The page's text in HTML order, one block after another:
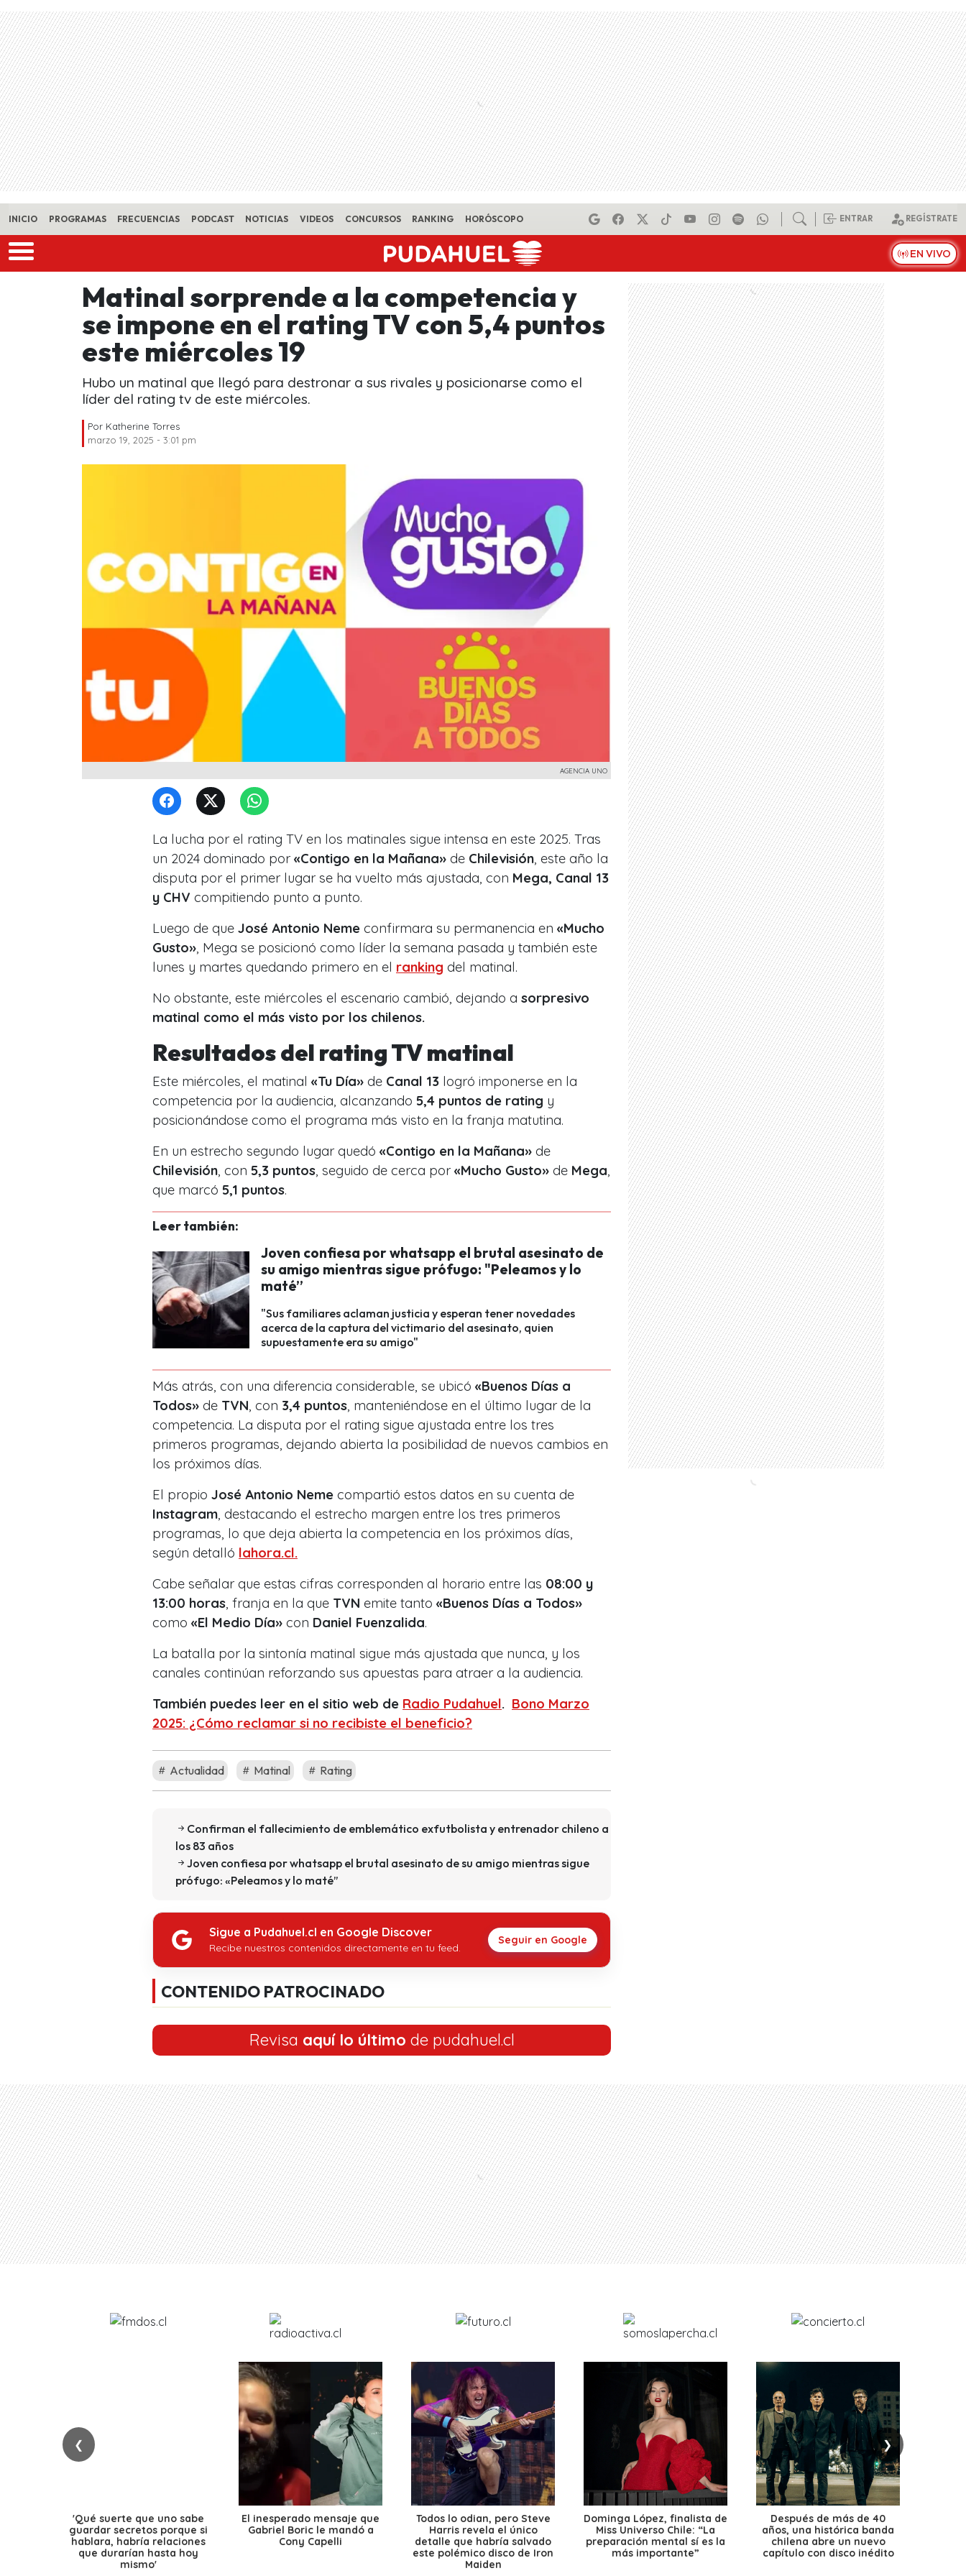
Skip to main content
INICIO PROGRAMAS FRECUENCIAS PODCAST NOTICIAS VIDEOS CONCURSOS RANKING HORÓSCOPO ENTRAR REGÍSTRATE
EN VIVO
Matinal sorprende a la competencia y
se impone en el rating TV con 5,4 puntos
este miércoles 19
Hubo un matinal que llegó para destronar a sus rivales y posicionarse como el
líder del rating tv de este miércoles.
Por Katherine Torres
marzo 19, 2025 - 3:01 pm
AGENCIA UNO
La lucha por el rating TV en los matinales sigue intensa en este 2025. Tras
un 2024 dominado por «Contigo en la Mañana» de Chilevisión , este año la
disputa por el primer lugar se ha vuelto más ajustada, con Mega, Canal 13
y CHV compitiendo punto a punto.
Luego de que José Antonio Neme confirmara su permanencia en «Mucho
Gusto» , Mega se posicionó como líder la semana pasada y también este
lunes y martes quedando primero en el ranking del matinal.
No obstante, este miércoles el escenario cambió, dejando a sorpresivo
matinal como el más visto por los chilenos.
Resultados del rating TV matinal
Este miércoles, el matinal «Tu Día» de Canal 13 logró imponerse en la
competencia por la audiencia, alcanzando 5,4 puntos de rating y
posicionándose como el programa más visto en la franja matutina.
En un estrecho segundo lugar quedó «Contigo en la Mañana» de
Chilevisión , con 5,3 puntos , seguido de cerca por «Mucho Gusto» de Mega
que marcó 5,1 puntos.
Leer también:
Joven confiesa por whatsapp el brutal asesinato de
su amigo mientras sigue prófugo: "Peleamos y lo
maté”
"Sus familiares aclaman justicia y esperan tener novedades
acerca de la captura del victimario del asesinato, quien
supuestamente era su amigo"
Más atrás, con una diferencia considerable, se ubicó «Buenos Días a
Todos» de TVN , con 3,4 puntos , manteniéndose en el último lugar de la
competencia. La disputa por el rating sigue ajustada entre los tres
primeros programas, dejando abierta la posibilidad de nuevos cambios en
los próximos días.
El propio José Antonio Neme compartió estos datos en su cuenta de
Instagram , destacando el estrecho margen entre los tres primeros
programas, lo que deja abierta la competencia en los próximos días,
según detalló lahora.cl.
Cabe señalar que estas cifras corresponden al horario entre las 08:00 y
13:00 horas , franja en la que TVN emite tanto «Buenos Días a Todos»
como «El Medio Día» con Daniel Fuenzalida.
La batalla por la sintonía matinal sigue más ajustada que nunca, y los
canales continúan reforzando sus apuestas para atraer a la audiencia.
También puedes leer en el sitio web de Radio Pudahuel. Bono Marzo
2025: ¿Cómo reclamar si no recibiste el beneficio?
Actualidad Matinal Rating
Confirman el fallecimiento de emblemático exfutbolista y entrenador chileno a
los 83 años
Joven confiesa por whatsapp el brutal asesinato de su amigo mientras sigue
prófugo: «Peleamos y lo maté”
Sigue a Pudahuel.cl en Google Discover
Recibe nuestros contenidos directamente en tu feed.
Seguir en Google
CONTENIDO PATROCINADO
Revisa aquí lo último de pudahuel.cl
❮ ❯
'Qué suerte que uno sabe
guardar secretos porque si
hablara, habría relaciones
que durarían hasta hoy
mismo'
El inesperado mensaje que
Gabriel Boric le mandó a
Cony Capelli
Todos lo odian, pero Steve
Harris revela el único
detalle que habría salvado
este polémico disco de Iron
Maiden
Dominga López, finalista de
Miss Universo Chile: “La
preparación mental sí es la
más importante”
Después de más de 40
años, una histórica banda
chilena abre un nuevo
capítulo con disco inédito